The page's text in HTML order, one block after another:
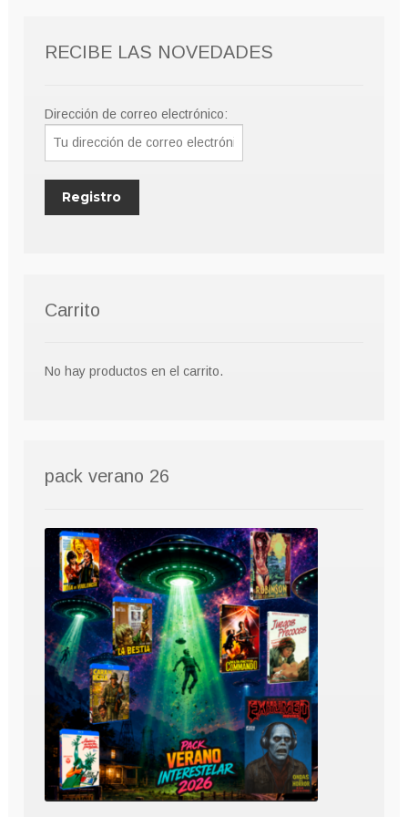
RECIBE LAS NOVEDADES
Dirección de correo electrónico:
Carrito
No hay productos en el carrito.
pack verano 26